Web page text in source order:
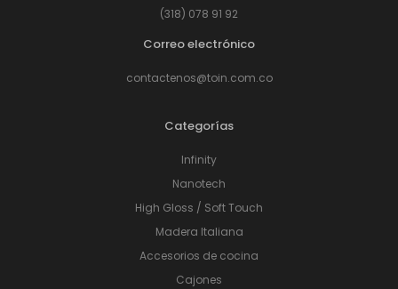
(318) 078 91 92
Correo electrónico
contactenos@toin.com.co
Categorías
Infinity
Nanotech
High Gloss / Soft Touch
Madera Italiana
Accesorios de cocina
Cajones